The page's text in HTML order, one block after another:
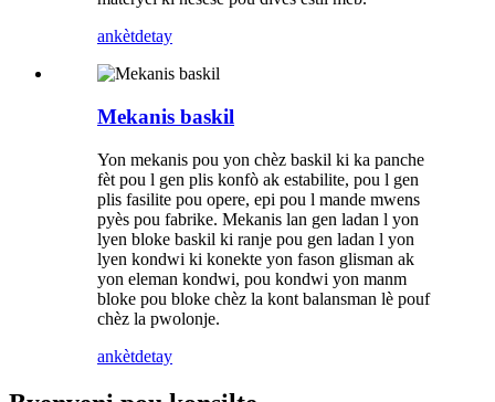
ankètdetay
Mekanis baskil
Yon mekanis pou yon chèz baskil ki ka panche
fèt pou l gen plis konfò ak estabilite, pou l gen
plis fasilite pou opere, epi pou l mande mwens
pyès pou fabrike. Mekanis lan gen ladan l yon
lyen bloke baskil ki ranje pou gen ladan l yon
lyen kondwi ki konekte yon fason glisman ak
yon eleman kondwi, pou kondwi yon manm
bloke pou bloke chèz la kont balansman lè pouf
chèz la pwolonje.
ankètdetay